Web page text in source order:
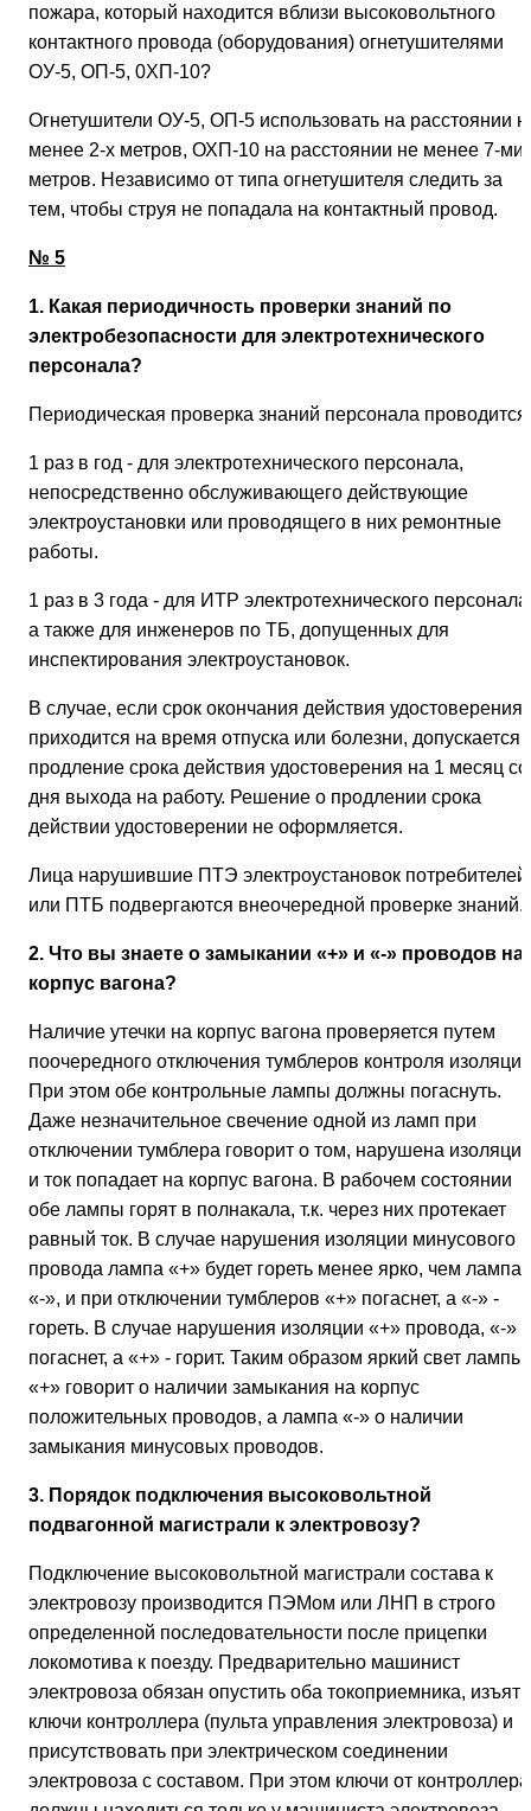
пожара, который находится вблизи высоковольтного
контактного провода (оборудования) огнетушителями
ОУ-5, ОП-5, 0ХП-10?
Огнетушители ОУ-5, ОП-5 использовать на расстоянии
менее 2-х метров, ОХП-10 на расстоянии не менее 7-ми
метров. Независимо от типа огнетушителя следить за
тем, чтобы струя не попадала на контактный провод.
№ 5
1. Какая периодичность проверки знаний по
электробезопасности для электротехнического
персонала?
Периодическая проверка знаний персонала проводится:
1 раз в год - для электротехнического персонала,
непосредственно обслуживающего действующие
электроустановки или проводящего в них ремонтные
работы.
1 раз в 3 года - для ИТР электротехнического
а также для инженеров по ТБ, допущенных для
инспектирования электроустановок.
В случае, если срок окончания действия удостоверения
приходится на время отпуска или болезни, допускается
продление срока действия удостоверения на 1 месяц со
дня выхода на работу. Решение о продлении срока
действии удостоверении не оформляется.
Лица нарушившие ПТЭ электроустановок потребителей
или ПТБ подвергаются внеочередной проверке знаний.
2. Что вы знаете о замыкании «+» и «-» проводов на
корпус вагона?
Наличие утечки на корпус вагона проверяется путем
поочередного отключения тумблеров контроля
При этом обе контрольные лампы должны погаснуть.
Даже незначительное свечение одной из ламп при
отключении тумблера говорит о том, нарушена
и ток попадает на корпус вагона. В рабочем состоянии
обе лампы горят в полнакала, т.к. через них протекает
равный ток. В случае нарушения изоляции минусового
провода лампа «+» будет гореть менее ярко, чем лампа
«-», и при отключении тумблеров «+» погаснет, а «-» -
гореть. В случае нарушения изоляции «+» провода, «-»
погаснет, а «+» - горит. Таким образом яркий свет лампы
«+» говорит о наличии замыкания на корпус
положительных проводов, а лампа «-» о наличии
замыкания минусовых проводов.
3. Порядок подключения высоковольтной
подвагонной магистрали к электровозу?
Подключение высоковольтной магистрали состава к
электровозу производится ПЭМом или ЛНП в строго
определенной последовательности после прицепки
локомотива к поезду. Предварительно машинист
электровоза обязан опустить оба токоприемника, изъять
ключи контроллера (пульта управления электровоза) и
присутствовать при электрическом соединении
электровоза с составом. При этом ключи от контроллера